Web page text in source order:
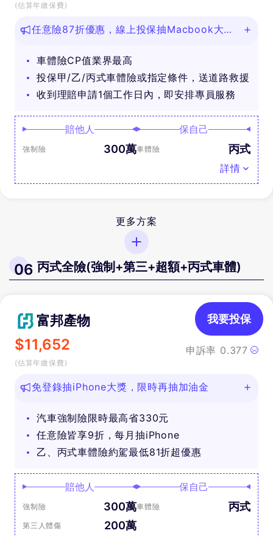
(估算年繳保費)
任意險87折優惠，線上投保抽Macbook大
車體險CP值業界最高
投保甲/乙/丙式車體險或指定條件，送道路救援
收到理賠申請1個工作日內，即安排專員服務
賠他人
強制險 300萬
保自己
車體險 丙式
詳情
更多方案
06 丙式全險(強制+第三+超額+丙式車體)
富邦產物
$11,652
(估算年繳保費)
申訴率 0.377
我要投保
免登錄抽iPhone大獎，限時再抽加油金
汽車強制險限時最高省330元
任意險皆享9折，每月抽iPhone
乙、丙式車體險約駕最低81折超優惠
賠他人
強制險 300萬
第三人體傷 200萬
保自己
車體險 丙式